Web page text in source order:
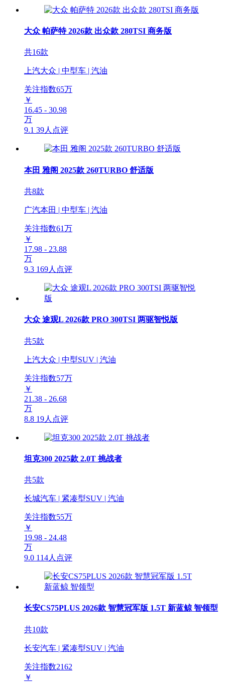
大众 帕萨特 2026款 出众款 280TSI 商务版
共16款
上汽大众 | 中型车 | 汽油
关注指数65万
￥
16.45 - 30.98
万
9.1 39人点评
本田 雅阁 2025款 260TURBO 舒适版
共8款
广汽本田 | 中型车 | 汽油
关注指数61万
￥
17.98 - 23.88
万
9.3 169人点评
大众 途观L 2026款 PRO 300TSI 两驱智悦版
共5款
上汽大众 | 中型SUV | 汽油
关注指数57万
￥
21.38 - 26.68
万
8.8 19人点评
坦克300 2025款 2.0T 挑战者
共5款
长城汽车 | 紧凑型SUV | 汽油
关注指数55万
￥
19.98 - 24.48
万
9.0 114人点评
长安CS75PLUS 2026款 智慧冠军版 1.5T 新蓝鲸 智领型
共10款
长安汽车 | 紧凑型SUV | 汽油
关注指数2162
￥